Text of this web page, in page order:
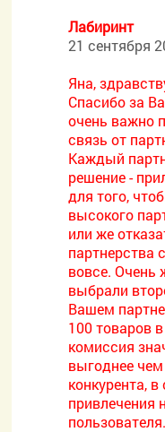
Лабиринт
21 сентября
Яна,
Спасибо за
очень важно
связь от
Каждый
решение -
для того,
высокого
или же
партнерства
вовсе. Очень
выбрали
Вашем
100 товаров
комиссия
выгоднее
конкурента, в
привлечения
пользователя.